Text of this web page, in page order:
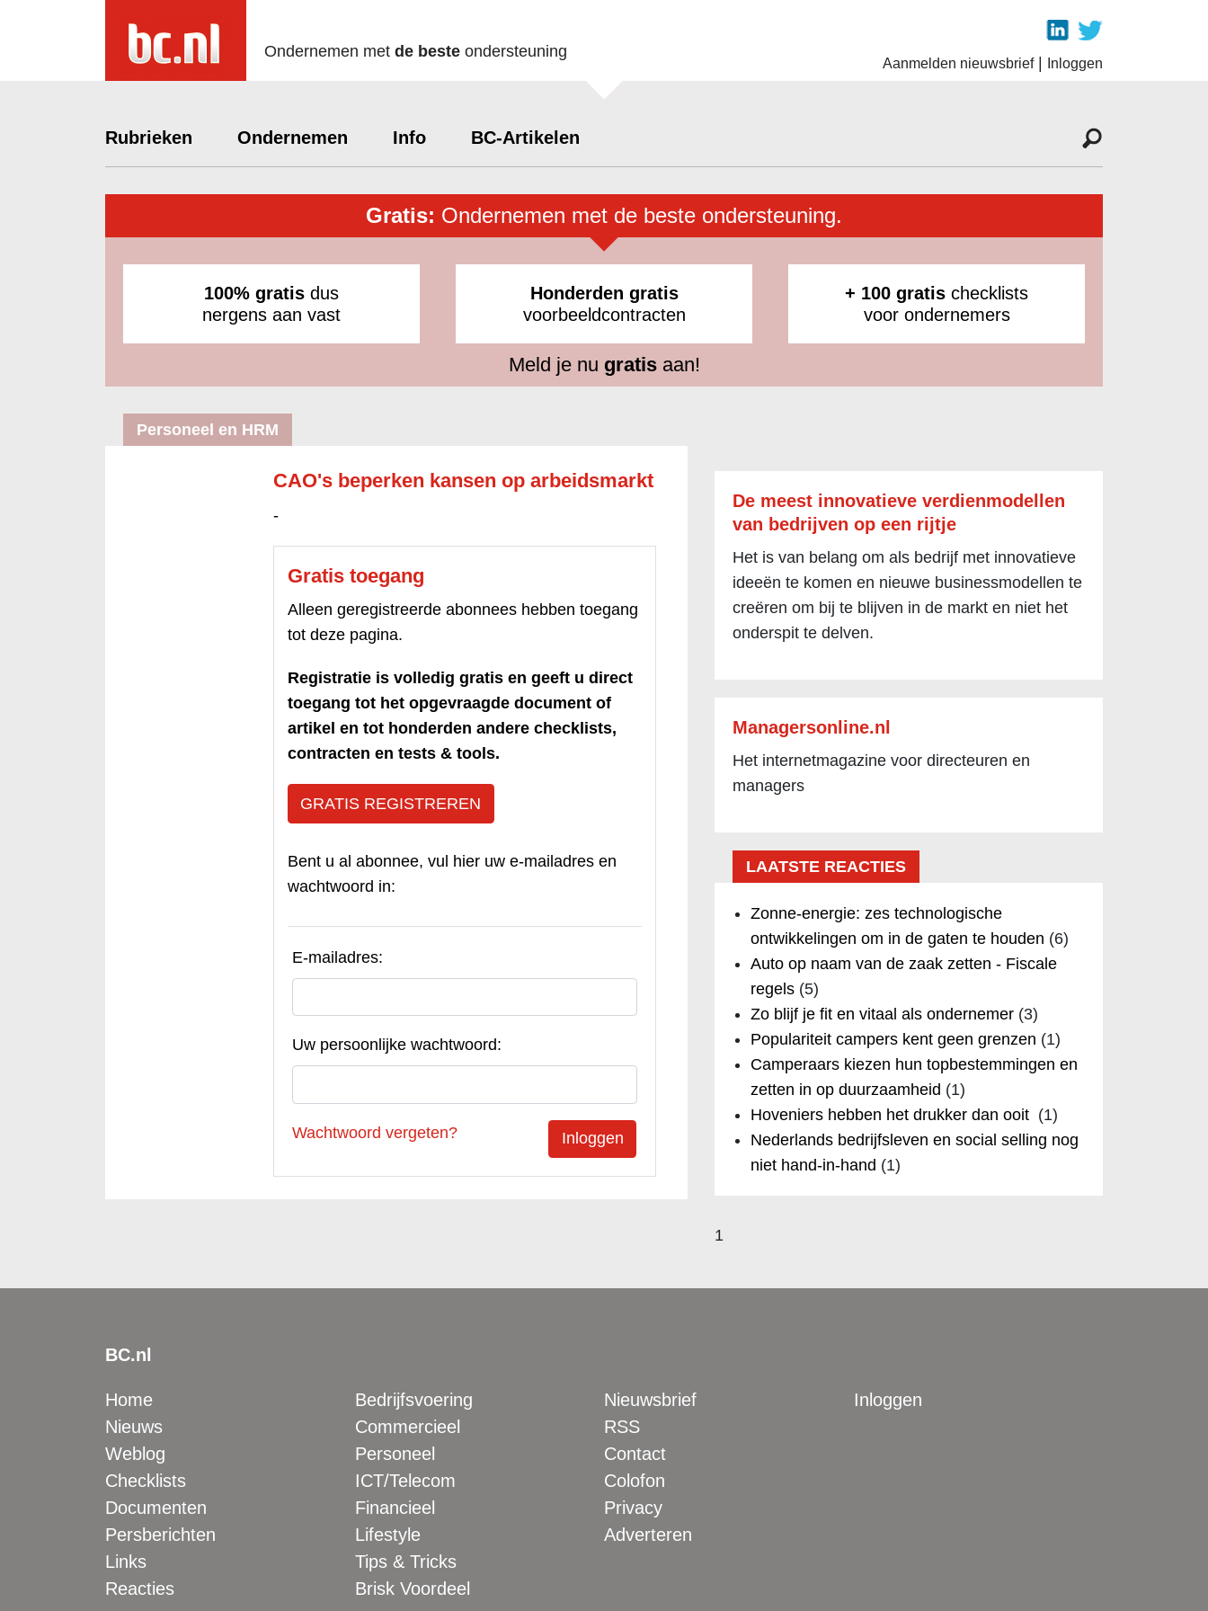
Ondernemen met de beste ondersteuning
Aanmelden nieuwsbrief| Inloggen
Rubrieken Ondernemen Info BC-Artikelen
Gratis: Ondernemen met de beste ondersteuning.
100% gratis dus
nergens aan vast
Honderden gratis
voorbeeldcontracten
+ 100 gratis checklists
voor ondernemers
Meld je nu gratisaan!
Personeel en HRM
CAO's beperken kansen op arbeidsmarkt
-
Gratis toegang
Alleen geregistreerde abonnees hebben toegang
tot deze pagina.
Registratie is volledig gratis en geeft u direct
toegang tot het opgevraagde document of
artikel en tot honderden andere checklists,
contracten en tests & tools.
GRATIS REGISTREREN
Bent u al abonnee, vul hier uw e-mailadres en
wachtwoord in:
E-mailadres:
Uw persoonlijke wachtwoord:
Wachtwoord vergeten?
De meest innovatieve verdienmodellen
van bedrijven op een rijtje
Het is van belang om als bedrijf met innovatieve
ideeën te komen en nieuwe businessmodellen te
creëren om bij te blijven in de markt en niet het
onderspit te delven.
Managersonline.nl
Het internetmagazine voor directeuren en
managers
LAATSTE REACTIES
Zonne-energie: zes technologische
ontwikkelingen om in de gaten te houden (6)
Auto op naam van de zaak zetten - Fiscale
regels(5)
Zo blijf je fit en vitaal als ondernemer(3)
Populariteit campers kent geen grenzen (1)
Camperaars kiezen hun topbestemmingen en
zetten in op duurzaamheid (1)
Hoveniers hebben het drukker dan ooit (1)
Nederlands bedrijfsleven en social selling nog
niet hand-in-hand (1)
1
BC.nl
Home
Nieuws
Weblog
Checklists
Documenten
Persberichten
Links
Reacties
Bedrijfsvoering
Commercieel
Personeel
ICT/Telecom
Financieel
Lifestyle
Tips & Tricks
Brisk Voordeel
Nieuwsbrief
RSS
Contact
Colofon
Privacy
Adverteren
Inloggen